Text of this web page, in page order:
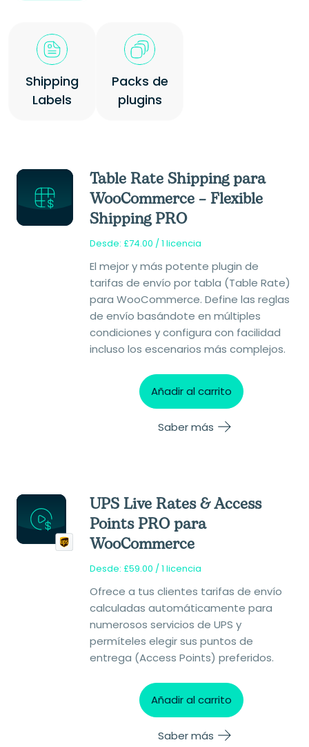
Shipping
Labels
Packs de
plugins
Table Rate Shipping para
WooCommerce – Flexible
Shipping PRO
Desde: £74.00 / 1 licencia
El mejor y más potente plugin de
tarifas de envío por tabla (Table Rate)
para WooCommerce. Define las reglas
de envío basándote en múltiples
condiciones y configura con facilidad
incluso los escenarios más complejos.
Añadir al carrito
Saber más
UPS Live Rates & Access
Points PRO para
WooCommerce
Desde: £59.00 / 1 licencia
Ofrece a tus clientes tarifas de envío
calculadas automáticamente para
numerosos servicios de UPS y
permíteles elegir sus puntos de
entrega (Access Points) preferidos.
Añadir al carrito
Saber más